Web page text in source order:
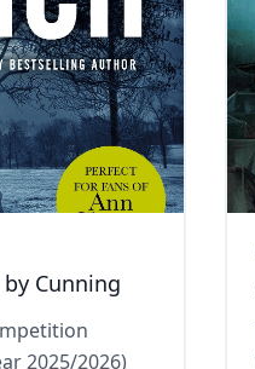
Cunning
2025/2026)